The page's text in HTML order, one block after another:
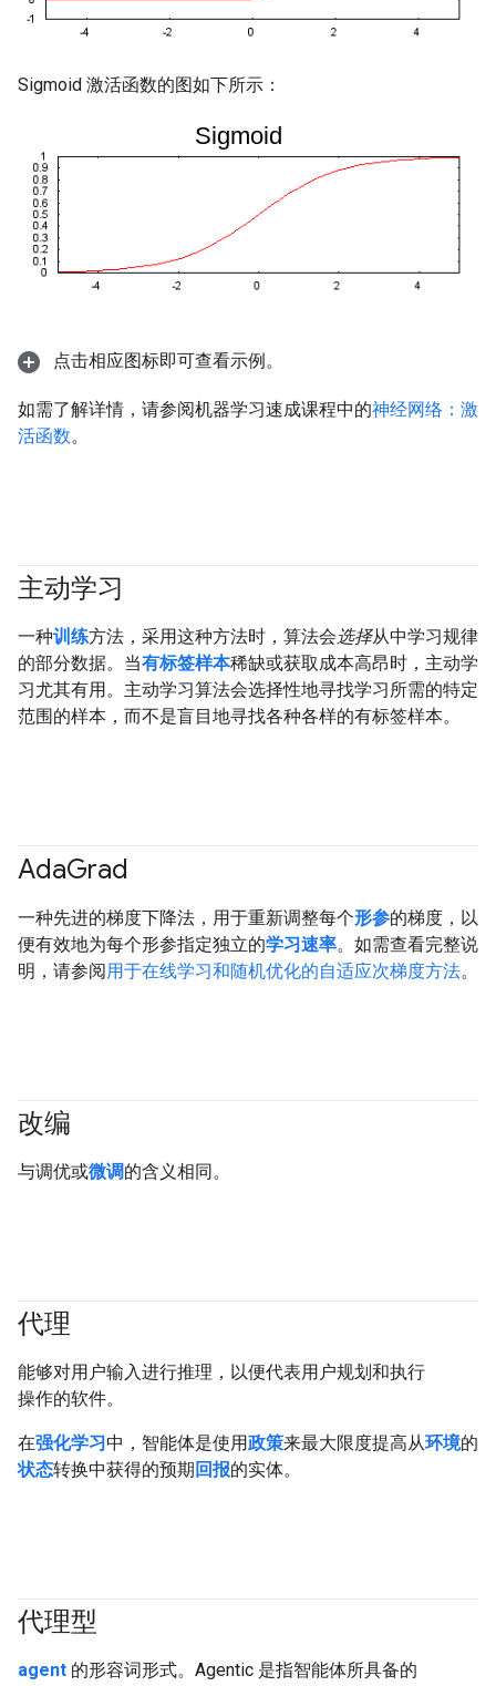
Sigmoid 激活函数的图如下所示：
点击相应图标即可查看示例。
如需了解详情，请参阅机器学习速成课程中的神经网络：激
活函数。
主动学习
一种训练方法，采用这种方法时，算法会选择从中学习规律
的部分数据。当有标签样本稀缺或获取成本高昂时，主动学
习尤其有用。主动学习算法会选择性地寻找学习所需的特定
范围的样本，而不是盲目地寻找各种各样的有标签样本。
AdaGrad
一种先进的梯度下降法，用于重新调整每个形参的梯度，以
便有效地为每个形参指定独立的学习速率。如需查看完整说
明，请参阅用于在线学习和随机优化的自适应次梯度方法。
改编
与调优或微调的含义相同。
代理
能够对用户输入进行推理，以便代表用户规划和执行
操作的软件。
在强化学习中，智能体是使用政策来最大限度提高从环境的
状态转换中获得的预期 回报的实体。
代理型
agent 的形容词形式。Agentic 是指智能体所具备的